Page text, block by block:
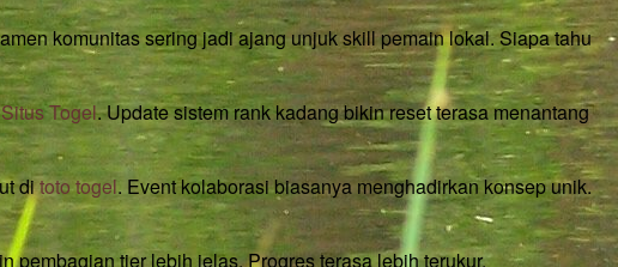
komunitas sering jadi ajang unjuk skill pemain lokal. Siapa tahu
Situs Togel. Update sistem rank kadang bikin reset terasa menantang
ditoto togel. Event kolaborasi biasanya menghadirkan konsep unik.
pembagian tier lebih jelas. Progres terasa lebih terukur.